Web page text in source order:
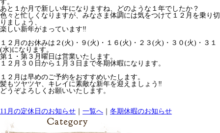
す。
あと１か月で新しい年になりますね、どのような１年でしたか？
色々と忙しくなりますが、みなさま体調には気をつけて１２月を乗り切
りましょう、
楽しい新年がまっています‼
１２月のお休みは２(火)・９(火)・１６(火)・２３(火)・３０(火)・３１
(水)になります。
第１・第３月曜日は営業いたします。
１２月３０日から１月３日まで冬期休暇になります。
１２月は早めのご予約をおすすめいたします。
髪もツヤツヤ、キレイに素敵な新年を迎えましょう‼
どうぞよろしくお願いいたします。
11月の定休日のお知らせ 一覧へ 冬期休暇のお知らせ